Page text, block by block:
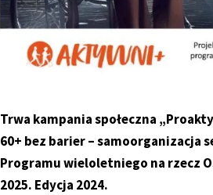
Trwa kampania społeczna
60+ bez barier – samoorganizacja
Programu wieloletniego na rzecz
2025. Edycja 2024.